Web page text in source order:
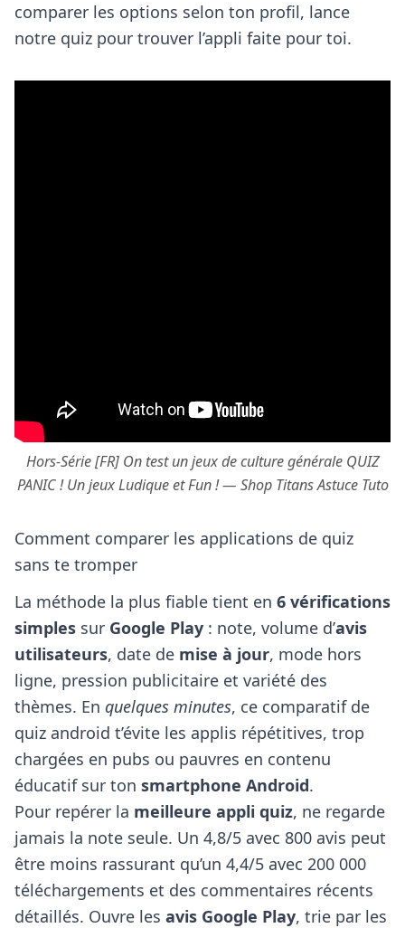
comparer les options selon ton profil, lance
notre quiz pour trouver l’appli faite pour toi.
Hors-Série [FR] On test un jeux de culture générale QUIZ
PANIC ! Un jeux Ludique et Fun ! — Shop Titans Astuce Tuto
Comment comparer les applications de quiz
sans te tromper
La méthode la plus fiable tient en 6 vérifications
simples sur Google Play : note, volume d’avis
utilisateurs, date de mise à jour, mode hors
ligne, pression publicitaire et variété des
thèmes. En quelques minutes, ce comparatif de
quiz android t’évite les applis répétitives, trop
chargées en pubs ou pauvres en contenu
éducatif sur ton smartphone Android.
Pour repérer la meilleure appli quiz, ne regarde
jamais la note seule. Un 4,8/5 avec 800 avis peut
être moins rassurant qu’un 4,4/5 avec 200 000
téléchargements et des commentaires récents
détaillés. Ouvre les avis Google Play, trie par les